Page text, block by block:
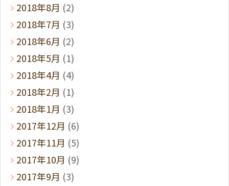
2018年8月 (2)
2018年7月 (3)
2018年6月 (2)
2018年5月 (1)
2018年4月 (4)
2018年2月 (1)
2018年1月 (3)
2017年12月 (6)
2017年11月 (5)
2017年10月 (9)
2017年9月 (3)